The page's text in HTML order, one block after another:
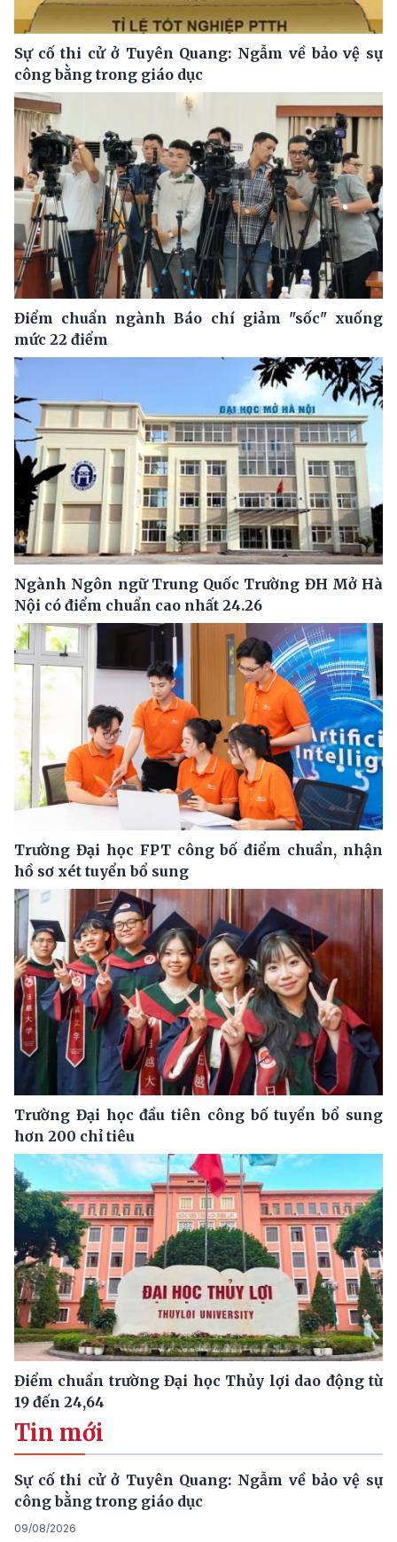
Sự cố thi cử ở Tuyên Quang: Ngẫm về bảo vệ sự
công bằng trong giáo dục
Điểm chuẩn ngành Báo chí giảm "sốc" xuống
mức 22 điểm
Ngành Ngôn ngữ Trung Quốc Trường ĐH Mở Hà
Nội có điểm chuẩn cao nhất 24.26
Trường Đại học FPT công bố điểm chuẩn, nhận
hồ sơ xét tuyển bổ sung
Trường Đại học đầu tiên công bố tuyển bổ sung
hơn 200 chỉ tiêu
Điểm chuẩn trường Đại học Thủy lợi dao động từ
19 đến 24,64
Tin mới
Sự cố thi cử ở Tuyên Quang: Ngẫm về bảo vệ sự
công bằng trong giáo dục
09/08/2026